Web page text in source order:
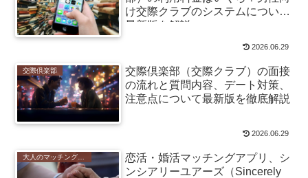
け交際クラブのシステムについて
最新版を解説
2026.06.29
交際倶楽部
交際倶楽部（交際クラブ）の面接
の流れと質問内容、デート対策、
注意点について最新版を徹底解説
2026.06.29
恋活・婚活マッチングアプリ、シ
ンシアリーユアーズ（Sincerely